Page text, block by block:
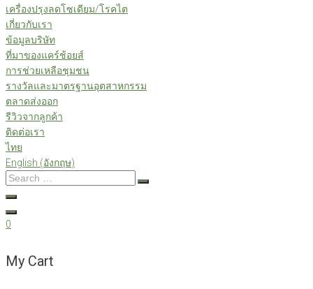
เครื่องปรุงลดโซเดียม/โรคไต
เกี่ยวกับเรา
ข้อมูลบริษัท
ที่มาของแคร์ช้อยส์
การช่วยเหลือชุมชน
รางวัลและมาตรฐานอุตสาหกรรม
ตลาดส่งออก
รีวิวจากลูกค้า
ติดต่อเรา
ไทย
English (อังกฤษ)
Search
…
0
My Cart